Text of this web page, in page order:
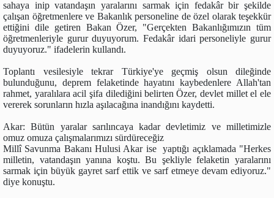
sahaya inip vatandaşın yaralarını sarmak için fedakâr bir şekilde
çalışan öğretmenlere ve Bakanlık personeline de özel olarak teşekkür
ettiğini dile getiren Bakan Özer, "Gerçekten Bakanlığımızın tüm
öğretmenleriyle gurur duyuyorum. Fedakâr idari personeliyle gurur
duyuyoruz." ifadelerin kullandı.
Toplantı vesilesiyle tekrar Türkiye'ye geçmiş olsun dileğinde
bulunduğunu, deprem felaketinde hayatını kaybedenlere Allah'tan
rahmet, yaralılara acil şifa dilediğini belirten Özer, devlet millet el ele
vererek sorunların hızla aşılacağına inandığını kaydetti.
Akar: Bütün yaralar sarılıncaya kadar devletimiz ve milletimizle
omuz omuza çalışmalarımızı sürdüreceğiz
Millî Savunma Bakanı Hulusi Akar ise yaptığı açıklamada "Herkes
milletin, vatandaşın yanına koştu. Bu şekliyle felaketin yaralarını
sarmak için büyük gayret sarf ettik ve sarf etmeye devam ediyoruz."
diye konuştu.